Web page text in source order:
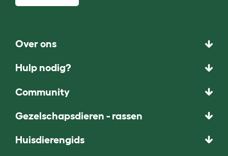
Over ons
Hulp nodig?
Community
Gezelschapsdieren - rassen
Huisdierengids